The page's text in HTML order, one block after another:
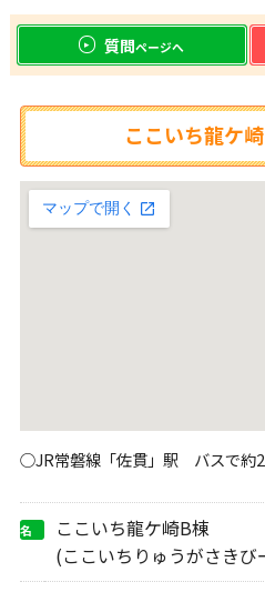
質問ページへ
ここいち龍ケ
○JR常磐線「佐貫」駅 バスで約
名
ここいち龍ケ崎B棟
(ここいちりゅうがさきび